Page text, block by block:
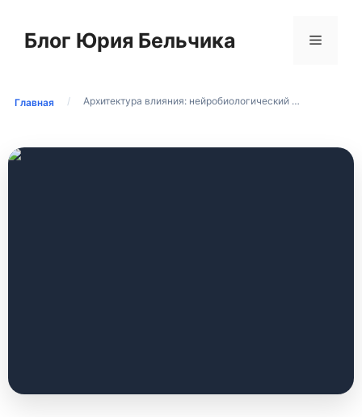
содержимому
Блог Юрия Бельчика Меню
Главная / Архитектура влияния: нейробиологический …